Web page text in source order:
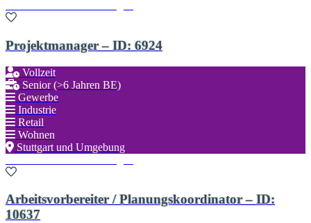
Projektmanager – ID: 6924
Vollzeit
Senior (>6 Jahren BE)
Gewerbe
Industrie
Retail
Wohnen
Stuttgart und Umgebung
Arbeitsvorbereiter / Planungskoordinator – ID:
10637